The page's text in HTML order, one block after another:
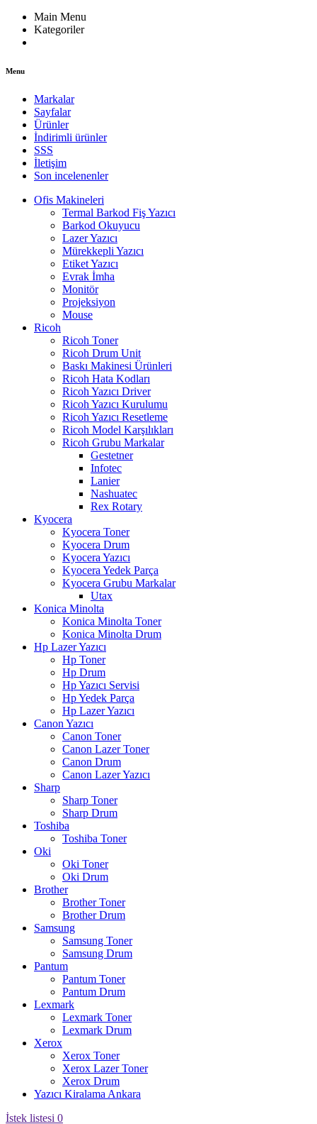
Main Menu
Kategoriler
Menu
Markalar
Sayfalar
Ürünler
İndirimli ürünler
SSS
İletişim
Son incelenenler
Ofis Makineleri
Termal Barkod Fiş Yazıcı
Barkod Okuyucu
Lazer Yazıcı
Mürekkepli Yazıcı
Etiket Yazıcı
Evrak İmha
Monitör
Projeksiyon
Mouse
Ricoh
Ricoh Toner
Ricoh Drum Unit
Baskı Makinesi Ürünleri
Ricoh Hata Kodları
Ricoh Yazıcı Driver
Ricoh Yazıcı Kurulumu
Ricoh Yazıcı Resetleme
Ricoh Model Karşılıkları
Ricoh Grubu Markalar
Gestetner
Infotec
Lanier
Nashuatec
Rex Rotary
Kyocera
Kyocera Toner
Kyocera Drum
Kyocera Yazıcı
Kyocera Yedek Parça
Kyocera Grubu Markalar
Utax
Konica Minolta
Konica Minolta Toner
Konica Minolta Drum
Hp Lazer Yazıcı
Hp Toner
Hp Drum
Hp Yazıcı Servisi
Hp Yedek Parça
Hp Lazer Yazıcı
Canon Yazıcı
Canon Toner
Canon Lazer Toner
Canon Drum
Canon Lazer Yazıcı
Sharp
Sharp Toner
Sharp Drum
Toshiba
Toshiba Toner
Oki
Oki Toner
Oki Drum
Brother
Brother Toner
Brother Drum
Samsung
Samsung Toner
Samsung Drum
Pantum
Pantum Toner
Pantum Drum
Lexmark
Lexmark Toner
Lexmark Drum
Xerox
Xerox Toner
Xerox Lazer Toner
Xerox Drum
Yazıcı Kiralama Ankara
İstek listesi 0